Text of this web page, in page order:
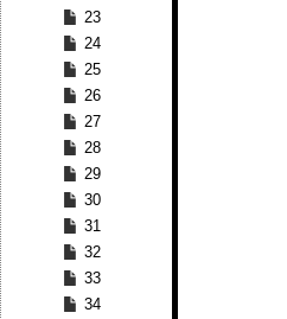
23
24
25
26
27
28
29
30
31
32
33
34